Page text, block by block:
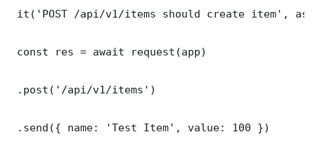
it('POST /api/v1/items should create item',
const res = await request(app)
.post('/api/v1/items')
.send({ name: 'Test Item', value: 100 })